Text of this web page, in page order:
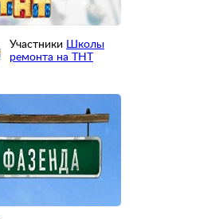
Участники Школы
ремонта на ТНТ